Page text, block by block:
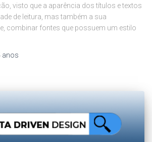
visto que a aparência dos títulos e textos
de leitura, mas também a sua
combinar fontes que possuem um estilo
anos